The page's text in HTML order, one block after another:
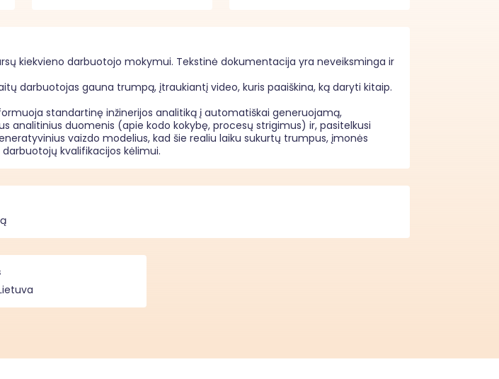
kiekvieno darbuotojo mokymui. Tekstinė dokumentacija yra neveiksminga ir
darbuotojas gauna trumpą, įtraukiantį video, kuris paaiškina, ką daryti kitaip.
standartinę inžinerijos analitiką į automatiškai generuojamą,
analitinius duomenis (apie kodo kokybę, procesų strigimus) ir, pasitelkusi
vaizdo modelius, kad šie realiu laiku sukurtų trumpus, įmonės
kvalifikacijos kėlimui.